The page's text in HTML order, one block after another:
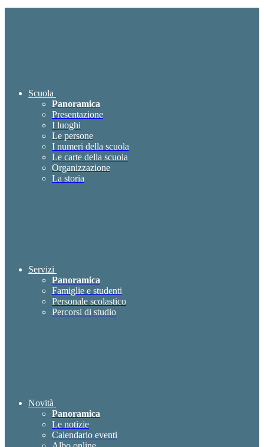
Scuola
Panoramica
Presentazione
I luoghi
Le persone
I numeri della scuola
Le carte della scuola
Organizzazione
La storia
Servizi
Panoramica
Famiglie e studenti
Personale scolastico
Percorsi di studio
Novità
Panoramica
Le notizie
Calendario eventi